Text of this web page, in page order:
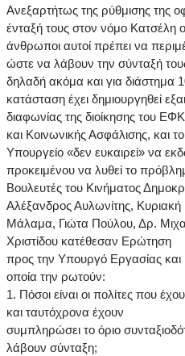
Ανεξαρτήτως της ρύθμισης της
ένταξή τους στον νόμο Κατσέλη
άνθρωποι αυτοί πρέπει να
ώστε να λάβουν την σύνταξή
δηλαδή ακόμα και για διάστημα
κατάσταση έχει δημιουργηθεί
διαφωνίας της διοίκησης του
και Κοινωνικής Ασφάλισης, και το
Υπουργείο «δεν ευκαιρεί» να
προκειμένου να λυθεί το
Βουλευτές του Κινήματος
Αλέξανδρος Αυλωνίτης, Κυριακή
Μάλαμα, Γιώτα Πούλου, Δρ.
Χριστίδου κατέθεσαν Ερώτηση
προς την Υπουργό Εργασίας
οποία την ρωτούν:
1. Πόσοι είναι οι πολίτες που
και ταυτόχρονα έχουν
συμπληρώσει το όριο
λάβουν σύνταξη;